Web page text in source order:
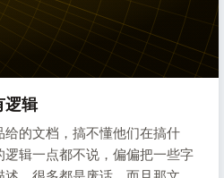
逻辑
的文档，搞不懂他们在搞什
辑一点都不说，偏偏把一些字